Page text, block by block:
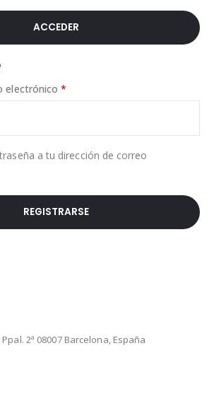
ACCEDER
electrónico*
a tu dirección de correo
REGISTRARSE
2ª 08007 Barcelona, España